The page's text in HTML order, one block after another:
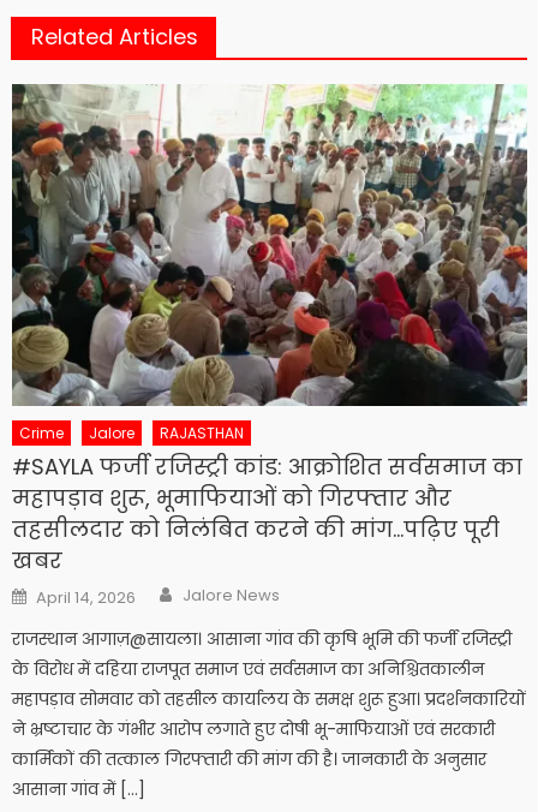
Related Articles
Crime Jalore RAJASTHAN
#SAYLA फर्जी रजिस्ट्री कांड: आक्रोशित सर्वसमाज का
महापड़ाव शुरू, भूमाफियाओं को गिरफ्तार और
तहसीलदार को निलंबित करने की मांग…पढ़िए पूरी
खबर
Posted
on
April 14, 2026 Author
Jalore News
राजस्थान आगाज़@​सायला। आसाना गांव की कृषि भूमि की फर्जी रजिस्ट्री
के विरोध में दहिया राजपूत समाज एवं सर्वसमाज का अनिश्चितकालीन
महापड़ाव सोमवार को तहसील कार्यालय के समक्ष शुरू हुआ। प्रदर्शनकारियों
ने भ्रष्टाचार के गंभीर आरोप लगाते हुए दोषी भू-माफियाओं एवं सरकारी
कार्मिकों की तत्काल गिरफ्तारी की मांग की है। ​जानकारी के अनुसार
आसाना गांव में […]